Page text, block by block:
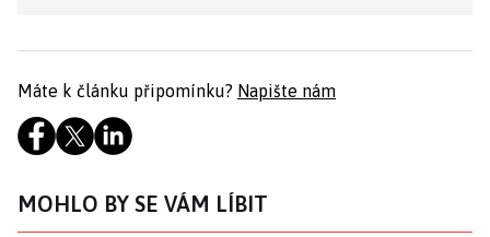
Máte k článku připomínku? Napište nám
MOHLO BY SE VÁM LÍBIT